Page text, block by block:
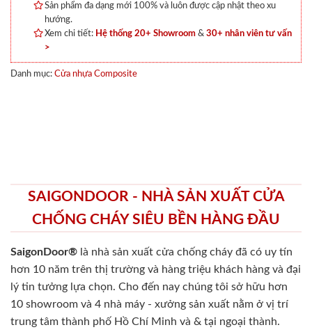
Sản phẩm đa dạng mới 100% và luôn được cập nhật theo xu
hướng.
Xem chi tiết: Hệ thống 20+ Showroom & 30+ nhân viên tư vấn
>
Danh mục: Cửa nhựa Composite
SAIGONDOOR - NHÀ SẢN XUẤT CỬA
CHỐNG CHÁY SIÊU BỀN HÀNG ĐẦU
SaigonDoor® là nhà sản xuất cửa chống cháy đã có uy tín
hơn 10 năm trên thị trường và hàng triệu khách hàng và đại
lý tin tưởng lựa chọn. Cho đến nay chúng tôi sở hữu hơn
10 showroom và 4 nhà máy - xưởng sản xuất nằm ở vị trí
trung tâm thành phố Hồ Chí Minh và & tại ngoại thành.